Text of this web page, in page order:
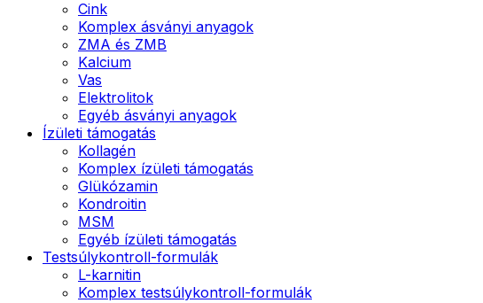
Cink
Komplex ásványi anyagok
ZMA és ZMB
Kalcium
Vas
Elektrolitok
Egyéb ásványi anyagok
Ízületi támogatás
Kollagén
Komplex ízületi támogatás
Glükózamin
Kondroitin
MSM
Egyéb ízületi támogatás
Testsúlykontroll-formulák
L-karnitin
Komplex testsúlykontroll-formulák